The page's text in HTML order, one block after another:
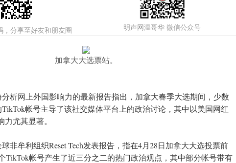
，分享至好友和朋友圈 明声网温哥华 微信公众号
加拿大大选票站。
分析网上外国影响力的最新报告指出，加拿大春季大选期间，少数
帐号主导了该社交媒体平台上的政治讨论，其中以美国网红
力尤其显著。
非牟利组织Reset Tech发表报告，指在4月28日加拿大大选投票前
TikTok帐号产生了近三分之二的热门政治观点，其中部分帐号带有